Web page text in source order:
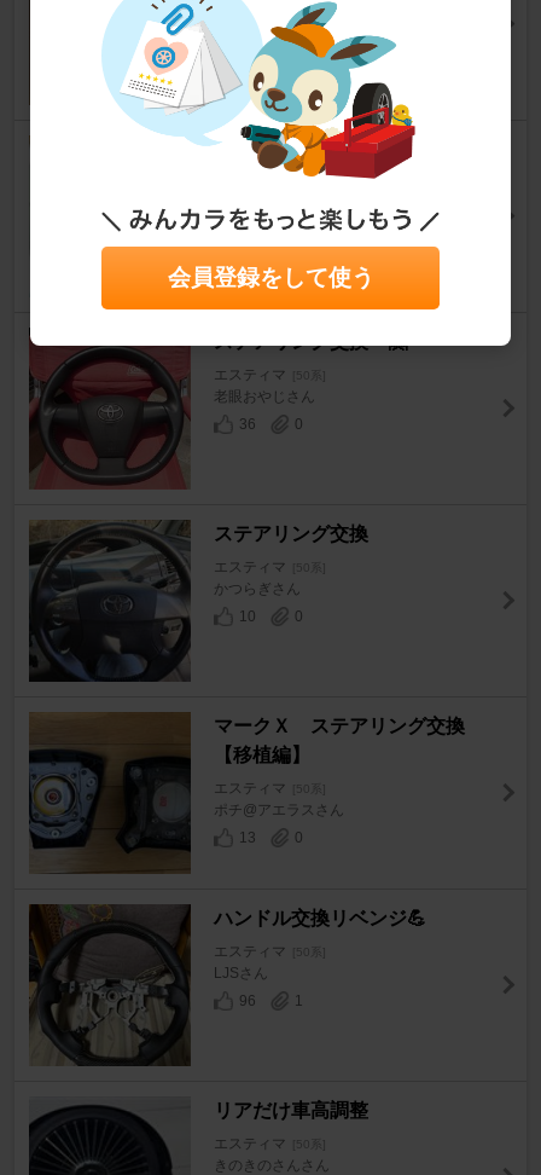
老眼おやじさん
16
ステアリングスイッチ＆クルコ
ン取付 その2
エスティマ [50系]
SENNA-1さん
ステアリング交換〜🤗
エスティマ [50系]
老眼おやじさん
36
0
ステアリング交換
エスティマ [50系]
かつらぎさん
10
0
マークＸ ステアリング交換
【移植編】
エスティマ [50系]
ポチ@アエラスさん
13
0
ハンドル交換リベンジ💪
エスティマ [50系]
LJSさん
96
1
リアだけ車高調整
エスティマ [50系]
きのきのさんさん
会員登録をして使う